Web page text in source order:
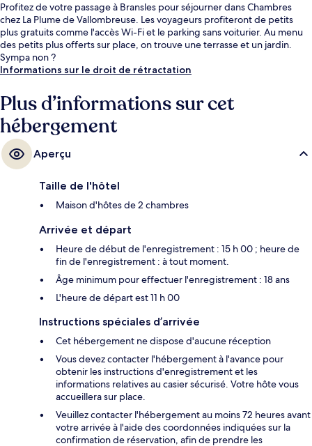
Profitez de votre passage à Bransles pour séjourner dans Chambres
chez La Plume de Vallombreuse. Les voyageurs profiteront de petits
plus gratuits comme l'accès Wi-Fi et le parking sans voiturier. Au menu
des petits plus offerts sur place, on trouve une terrasse et un jardin.
Sympa non ?
Informations sur le droit de rétractation
Plus d’informations sur cet
hébergement
Aperçu
Taille de l'hôtel
Maison d'hôtes de 2 chambres
Arrivée et départ
Heure de début de l'enregistrement : 15 h 00 ; heure de
fin de l'enregistrement : à tout moment.
Âge minimum pour effectuer l'enregistrement : 18 ans
L'heure de départ est 11 h 00
Instructions spéciales d’arrivée
Cet hébergement ne dispose d'aucune réception
Vous devez contacter l'hébergement à l'avance pour
obtenir les instructions d'enregistrement et les
informations relatives au casier sécurisé. Votre hôte vous
accueillera sur place.
Veuillez contacter l'hébergement au moins 72 heures avant
votre arrivée à l'aide des coordonnées indiquées sur la
confirmation de réservation, afin de prendre les